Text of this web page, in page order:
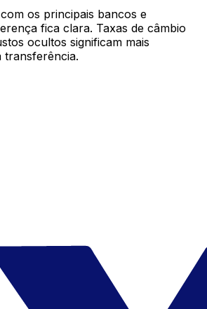
os principais bancos e
fica clara. Taxas de câmbio
ocultos significam mais
transferência.